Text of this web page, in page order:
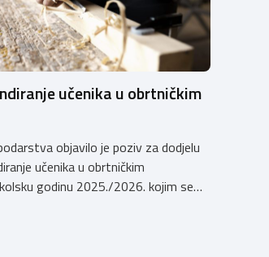
učenika u obrtničkim
objavilo je poziv za dodjelu
učenika u obrtničkim
godinu 2025./2026. kojim se